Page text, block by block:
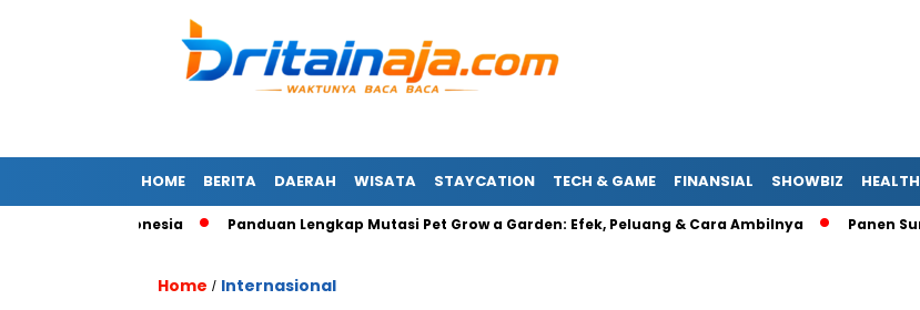
HOME BERITA DAERAH WISATA STAYCATION TECH & GAME FINANSIAL SHOWBIZ HEALTH
Panduan Lengkap Mutasi Pet Grow a Garden: Efek, Peluang & Cara Ambilnya Panen Summer
Home / Internasional